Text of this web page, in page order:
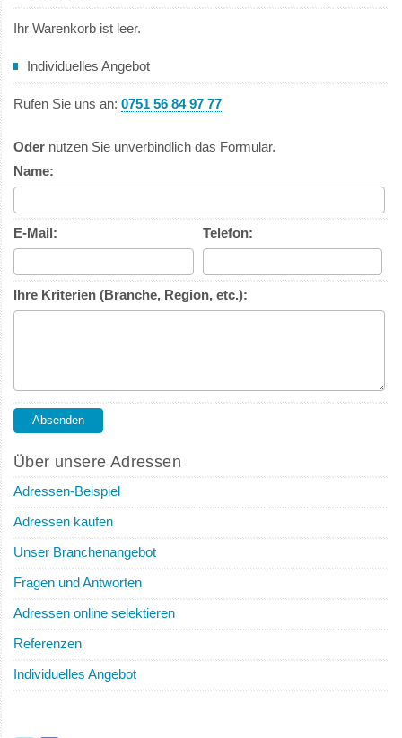
Ihr Warenkorb ist leer.
Individuelles Angebot
Rufen Sie uns an: 0751 56 84 97 77
Oder nutzen Sie unverbindlich das Formular.
Name:
E-Mail: Telefon:
Ihre Kriterien (Branche, Region, etc.):
Über unsere Adressen
Adressen-Beispiel
Adressen kaufen
Unser Branchenangebot
Fragen und Antworten
Adressen online selektieren
Referenzen
Individuelles Angebot